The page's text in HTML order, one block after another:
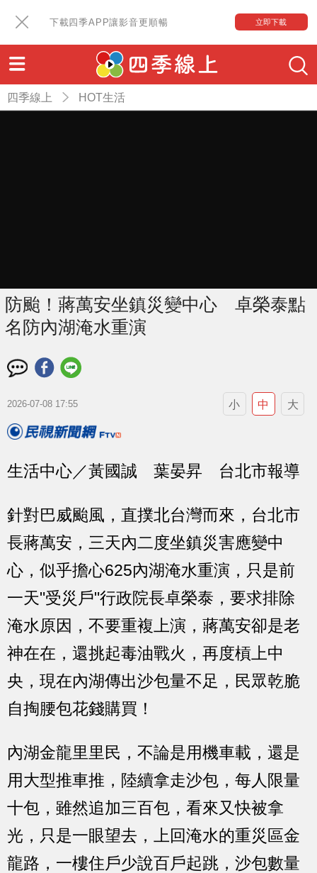
下載四季APP讓影音更順暢 立即下載
四季線上 HOT生活
防颱！蔣萬安坐鎮災變中心 卓榮泰點
名防內湖淹水重演
2026-07-08 17:55 小 中 大
生活中心／黃國誠 葉晏昇 台北市報導
針對巴威颱風，直撲北台灣而來，台北市
長蔣萬安，三天內二度坐鎮災害應變中
心，似乎擔心625內湖淹水重演，只是前
一天"受災戶"行政院長卓榮泰，要求排除
淹水原因，不要重複上演，蔣萬安卻是老
神在在，還挑起毒油戰火，再度槓上中
央，現在內湖傳出沙包量不足，民眾乾脆
自掏腰包花錢購買！
內湖金龍里里民，不論是用機車載，還是
用大型推車推，陸續拿走沙包，每人限量
十包，雖然追加三百包，看來又快被拿
光，只是一眼望去，上回淹水的重災區金
龍路，一樓住戶少說百戶起跳，沙包數量